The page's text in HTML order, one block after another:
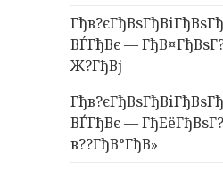
ВЃГђВє —
Ж?ГђВј
ВЃГђВє —
в??ГђВ°ГђВ»